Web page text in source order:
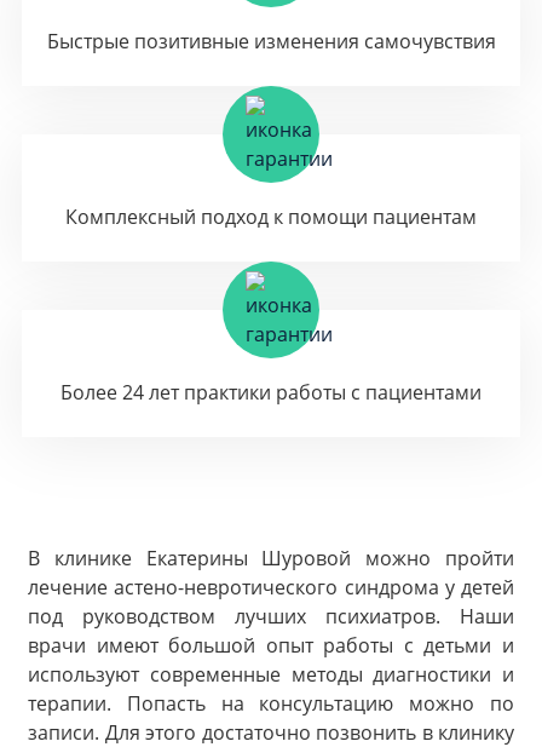
Быстрые позитивные изменения самочувствия
Комплексный подход к помощи пациентам
Более 24 лет практики работы с пациентами
В клинике Екатерины Шуровой можно пройти
лечение астено-невротического синдрома у детей
под руководством лучших психиатров. Наши
врачи имеют большой опыт работы с детьми и
используют современные методы диагностики и
терапии. Попасть на консультацию можно по
записи. Для этого достаточно позвонить в клинику